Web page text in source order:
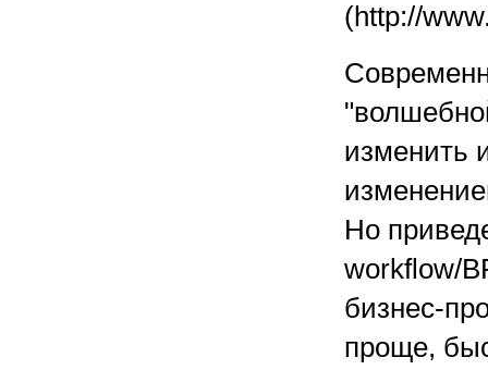
(http://
изменить
Но
workflow/
бизнес-
проще,